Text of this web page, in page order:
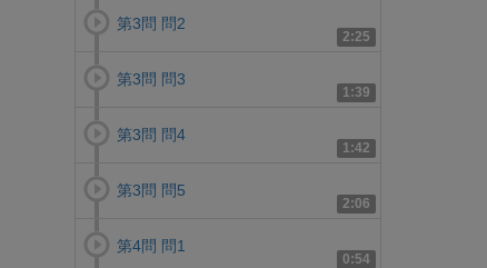
2:25
第3問 問2
1:39
第3問 問3
1:42
第3問 問4
2:06
第3問 問5
0:54
第4問 問1